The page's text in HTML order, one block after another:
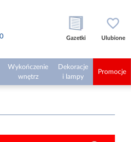
Gazetki Ulubione
Wykończenie
wnętrz
Dekoracje
i lampy
Promocje